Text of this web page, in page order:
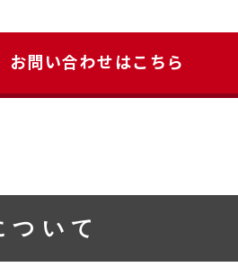
お問い合わせはこちら
ついて